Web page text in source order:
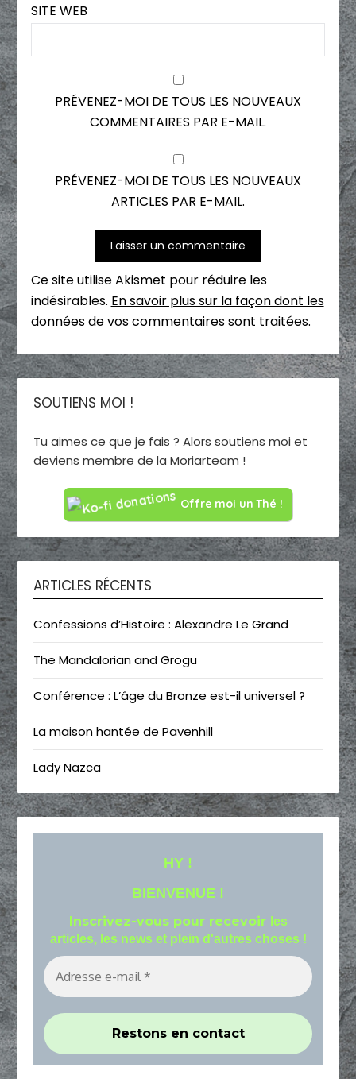
SITE WEB
PRÉVENEZ-MOI DE TOUS LES NOUVEAUX
COMMENTAIRES PAR E-MAIL.
PRÉVENEZ-MOI DE TOUS LES NOUVEAUX
ARTICLES PAR E-MAIL.
Ce site utilise Akismet pour réduire les
indésirables. En savoir plus sur la façon dont les
données de vos commentaires sont traitées.
SOUTIENS MOI !
Tu aimes ce que je fais ? Alors soutiens moi et
deviens membre de la Moriarteam !
Offre moi un Thé !
ARTICLES RÉCENTS
Confessions d’Histoire : Alexandre Le Grand
The Mandalorian and Grogu
Conférence : L’âge du Bronze est-il universel ?
La maison hantée de Pavenhill
Lady Nazca
HY !
BIENVENUE !
Inscrivez-vous pour recevoir les
articles, les news et plein d'autres choses !